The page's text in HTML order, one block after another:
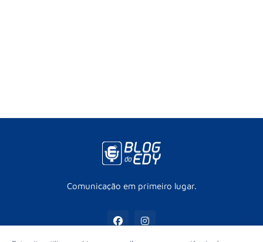
Comunicação em primeiro lugar.